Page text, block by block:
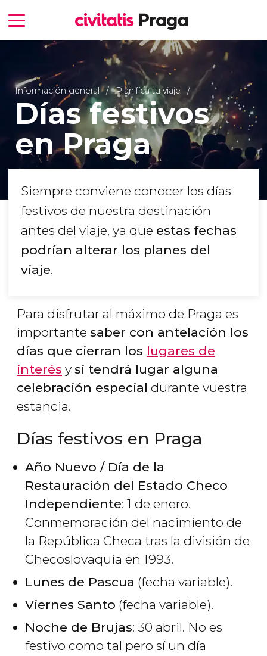
Información general Planifica tu viaje
Días festivos
en Praga
Siempre conviene conocer los días
festivos de nuestra destinación
antes del viaje, ya que estas fechas
podrían alterar los planes del
viaje.
Para disfrutar al máximo de Praga es
importante saber con antelación los
días que cierran los lugares de
interés y si tendrá lugar alguna
celebración especial durante vuestra
estancia.
Días festivos en Praga
Año Nuevo / Día de la
Restauración del Estado Checo
Independiente: 1 de enero.
Conmemoración del nacimiento de
la República Checa tras la división de
Checoslovaquia en 1993.
Lunes de Pascua (fecha variable).
Viernes Santo (fecha variable).
Noche de Brujas: 30 abril. No es
festivo como tal pero sí un día